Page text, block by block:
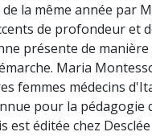
la même année par
de profondeur et
présente de
Maria
femmes médecins
pour la pédagogie
est éditée chez